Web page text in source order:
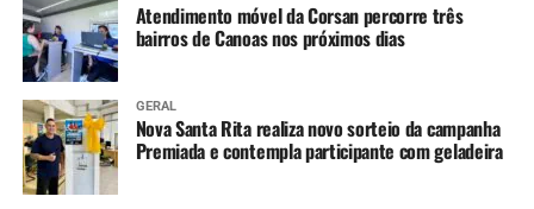
Atendimento móvel da Corsan percorre três
bairros de Canoas nos próximos dias
GERAL
Nova Santa Rita realiza novo sorteio da campanha
Premiada e contempla participante com geladeira